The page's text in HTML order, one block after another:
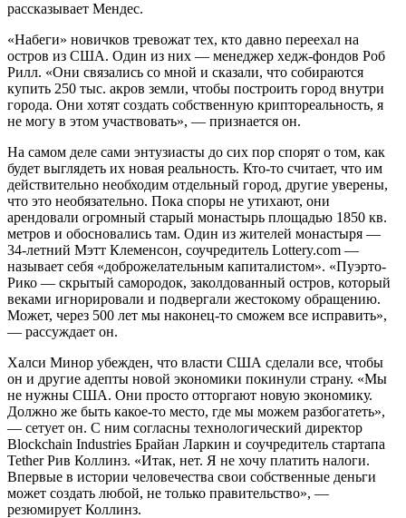
рассказывает Мендес.
«Набеги» новичков тревожат тех, кто давно переехал на
остров из США. Один из них — менеджер хедж-фондов Роб
Рилл. «Они связались со мной и сказали, что собираются
купить 250 тыс. акров земли, чтобы построить город внутри
города. Они хотят создать собственную криптореальность, я
не могу в этом участвовать», — признается он.
На самом деле сами энтузиасты до сих пор спорят о том, как
будет выглядеть их новая реальность. Кто-то считает, что им
действительно необходим отдельный город, другие уверены,
что это необязательно. Пока споры не утихают, они
арендовали огромный старый монастырь площадью 1850 кв.
метров и обосновались там. Один из жителей монастыря —
34-летний Мэтт Клеменсон, соучредитель Lottery.com —
называет себя «доброжелательным капиталистом». «Пуэрто-
Рико — скрытый самородок, заколдованный остров, который
веками игнорировали и подвергали жестокому обращению.
Может, через 500 лет мы наконец-то сможем все исправить»,
— рассуждает он.
Халси Минор убежден, что власти США сделали все, чтобы
он и другие адепты новой экономики покинули страну. «Мы
не нужны США. Они просто отторгают новую экономику.
Должно же быть какое-то место, где мы можем разбогатеть»,
— сетует он. С ним согласны технологический директор
Blockchain Industries Брайан Ларкин и соучредитель стартапа
Tether Рив Коллинз. «Итак, нет. Я не хочу платить налоги.
Впервые в истории человечества свои собственные деньги
может создать любой, не только правительство», —
резюмирует Коллинз.